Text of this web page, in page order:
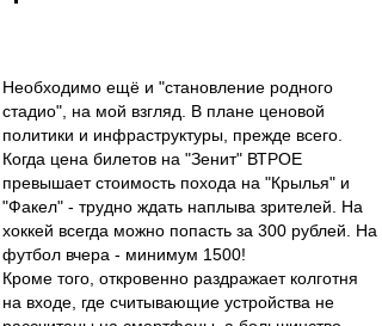
Необходимо ещё и "становление родного
стадио", на мой взгляд. В плане ценовой
политики и инфраструктуры, прежде всего.
Когда цена билетов на "Зенит" ВТРОЕ
превышает стоимость похода на "Крылья" и
"Факел" - трудно ждать наплыва зрителей. На
хоккей всегда можно попасть за 300 рублей. На
футбол вчера - минимум 1500!
Кроме того, откровенно раздражает колготня
на входе, где считывающие устройства не